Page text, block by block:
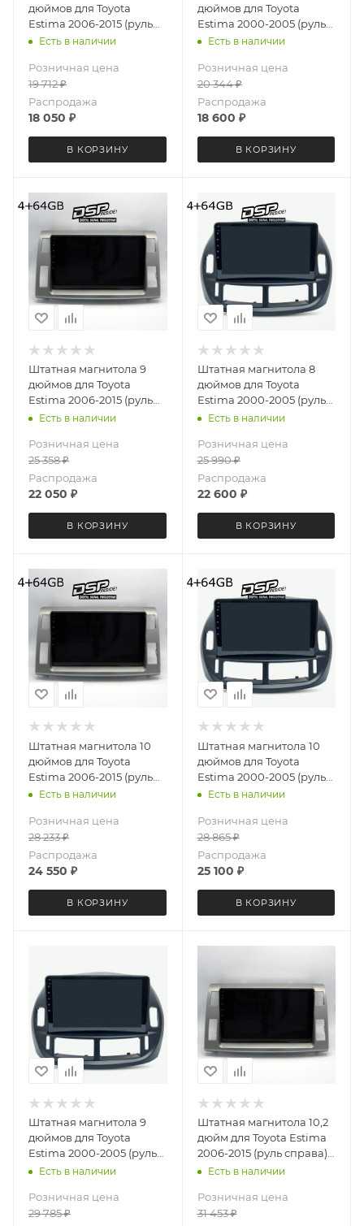
дюймов для Toyota
Estima 2006-2015 (руль
справа) MEKEDE X20-W
4+64 Gb 8 ядер Unisoc
9863A DSP
Есть в наличии
Розничная цена
19 712₽
Распродажа
18 050 ₽
В КОРЗИНУ
дюймов для Toyota
Estima 2000-2005 (руль
справа) MEKEDE X20-W
4+64 Gb 8 ядер Unisoc
9863A DSP
Есть в наличии
Розничная цена
20 344₽
Распродажа
18 600 ₽
В КОРЗИНУ
Штатная магнитола 9
дюймов для Toyota
Estima 2006-2015 (руль
справа) MEKEDE X20-
(крутилки) Android 13
4+64 Gb 8 ядер
Есть в наличии
Розничная цена
25 358₽
Распродажа
22 050 ₽
В КОРЗИНУ
Штатная магнитола 8
дюймов для Toyota
Estima 2000-2005 (руль
справа) MEKEDE X20-
(крутилки) Android 13
4+64 Gb 8 ядер
Есть в наличии
Розничная цена
25 990₽
Распродажа
22 600 ₽
В КОРЗИНУ
Штатная магнитола 10
дюймов для Toyota
Estima 2006-2015 (руль
справа) Teyes CC2 PLUS
Есть в наличии
Розничная цена
28 233₽
Распродажа
24 550 ₽
В КОРЗИНУ
Штатная магнитола 10
дюймов для Toyota
Estima 2000-2005 (руль
справа) Teyes CC2 PLUS
Есть в наличии
Розничная цена
28 865₽
Распродажа
25 100 ₽
В КОРЗИНУ
Штатная магнитола 9
дюймов для Toyota
Estima 2000-2005 (руль
справа) Teyes CC4L 4962-
Есть в наличии
Розничная цена
29 785₽
Штатная магнитола 10,2
дюйм для Toyota Estima
2006-2015 (руль справа)
Teyes CC4L DTS Audio
6+64 Gb
Есть в наличии
Розничная цена
31 453₽